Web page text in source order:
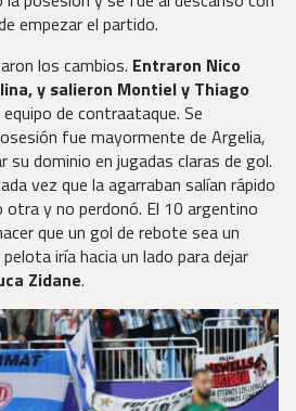
empezar el partido.
los cambios. Entraron Nico
y salieron Montiel y Thiago
de contraataque. Se
fue mayormente de Argelia,
su dominio en jugadas claras de gol.
vez que la agarraban salían rápido
otra y no perdonó. El 10 argentino
que un gol de rebote sea un
iría hacia un lado para dejar
Zidane.